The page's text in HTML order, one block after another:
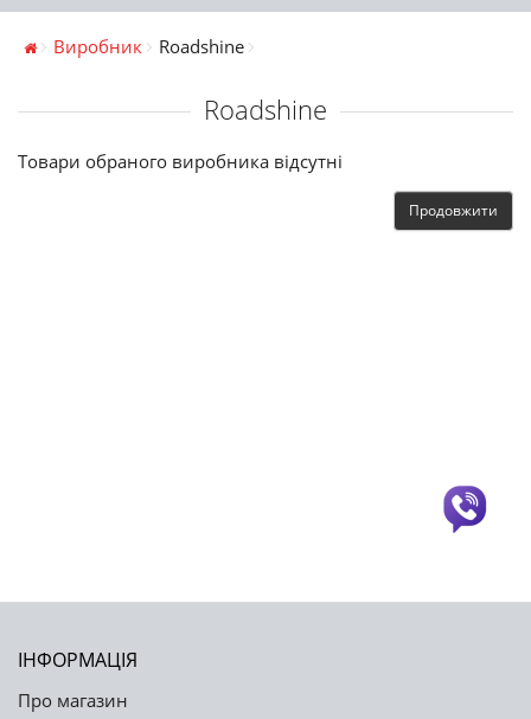
Виробник Roadshine
Roadshine
Товари обраного виробника відсутні
Продовжити
ІНФОРМАЦІЯ
Про магазин